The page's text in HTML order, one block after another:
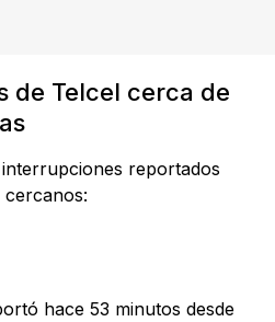
de Telcel cerca de
reportados
cercanos:
hace 53 minutos desde